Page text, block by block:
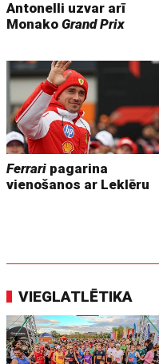
Antonelli uzvar arī
MonakoGrand Prix
Ferrari pagarina
vienošanos ar Leklēru
VIEGLATLĒTIKA